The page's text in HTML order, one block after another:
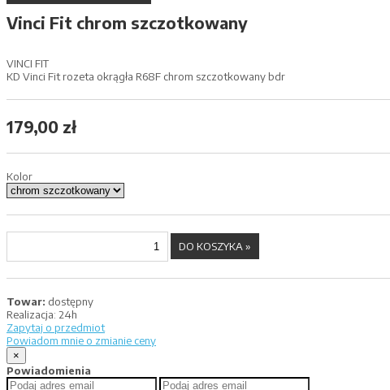
Vinci Fit chrom szczotkowany
VINCI FIT
KD Vinci Fit rozeta okrągła R68F chrom szczotkowany bdr
179,00 zł
Kolor
Towar: dostępny
Realizacja: 24h
Zapytaj o przedmiot
Powiadom mnie o zmianie ceny
×
Powiadomienia